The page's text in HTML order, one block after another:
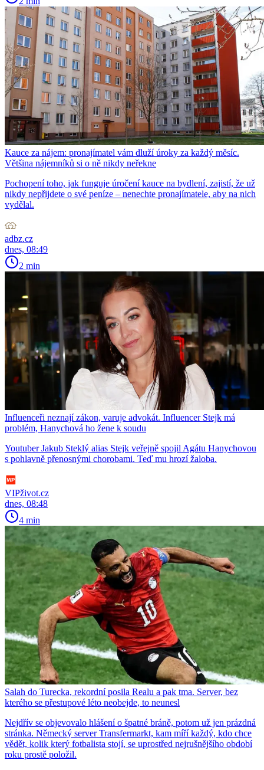
Kauce za nájem: pronajímatel vám dluží úroky za každý měsíc.
Většina nájemníků si o ně nikdy neřekne
Pochopení toho, jak funguje úročení kauce na bydlení, zajistí, že už
nikdy nepřijdete o své peníze – nenechte pronajímatele, aby na nich
vydělal.
adbz.cz
dnes, 08:49
2 min
Influenceři neznají zákon, varuje advokát. Influencer Stejk má
problém, Hanychová ho žene k soudu
Youtuber Jakub Steklý alias Stejk veřejně spojil Agátu Hanychovou
s pohlavně přenosnými chorobami. Teď mu hrozí žaloba.
VIPživot.cz
dnes, 08:48
4 min
Salah do Turecka, rekordní posila Realu a pak tma. Server, bez
kterého se přestupové léto neobejde, to neunesl
Nejdřív se objevovalo hlášení o špatné bráně, potom už jen prázdná
stránka. Německý server Transfermarkt, kam míří každý, kdo chce
vědět, kolik který fotbalista stojí, se uprostřed nejrušnějšího období
roku prostě položil.